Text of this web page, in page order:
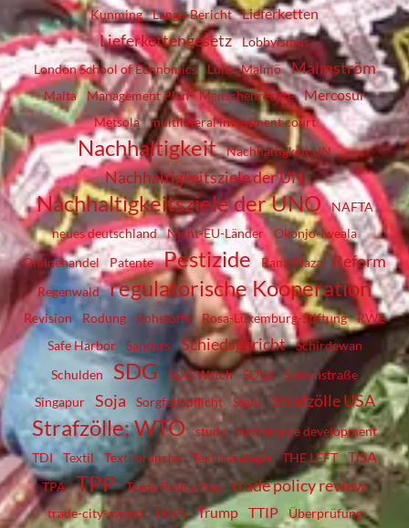
Kunming
Lange-Bericht Lieferketten
Lieferkettengesetz
Lobbyismus
London School of Economics
Lula Malmö Malmström
Malta Management Plan Menschenrechte Mercosur
Metsola multilateral investment court
Nachhaltigkeit Nachhaltigkeit UN
Nachhaltigkeitsziele der UN
Nachhaltigkeitsziele der UNO
NAFTA
neues deutschland
Nicht-EU-Länder
Okonjo-Iweala
Onlinehandel
Patente Pestizide Rana Plaza Reform
Regenwald regulatorische Kooperation
Revision Rodung Rohstoffe Rosa-Luxemburg-Stiftung
RWE
Safe Harbor
Sanders Schiedsgericht
Schirdewan
Schulden
SDG SDG Watch SDGs
Seidenstraße
Singapur
Soja Sorgfaltspflicht Stahl Strafzölle USA
Strafzölle; WTO study
sustainable development
TDI
Textil Textilbranche Textilstrategie THE LEFT TiSA
TPA TPP Trade Policy Day trade policy review
trade-city-award TRIPS Trump TTIP
Überprüfung